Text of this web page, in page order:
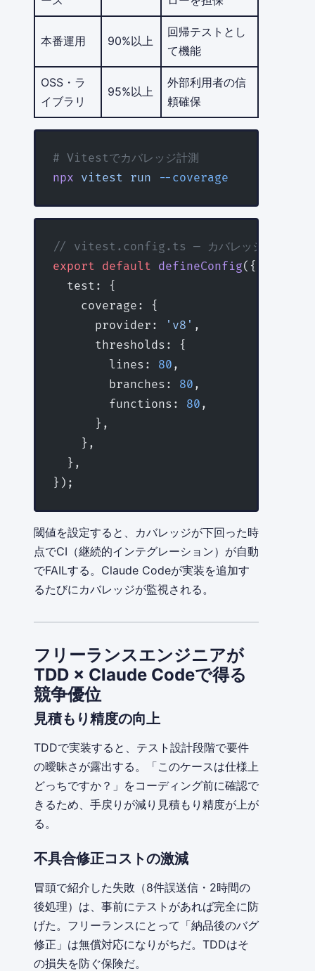
本番運用 90%以上
回帰テストとし
て機能
OSS・ラ
イブラリ
95%以上
外部利用者の信
頼確保
# Vitestでカバレッジ計測
npx vitest run --coverage
// vitest.config.ts — カバレッジ閾値の強
export default defineConfig({
  test: {
    coverage: {
      provider:
'v8' ,
      thresholds: {
        lines:
80 ,
        branches:
80 ,
        functions:
80 ,
      },
    },
  },
});
閾値を設定すると、カバレッジが下回った時
点でCI（継続的インテグレーション）が自動
でFAILする。Claude Codeが実装を追加す
るたびにカバレッジが監視される。
フリーランスエンジニアが
TDD × Claude Codeで得る
競争優位
見積もり精度の向上
TDDで実装すると、テスト設計段階で要件
の曖昧さが露出する。「このケースは仕様上
どっちですか？」をコーディング前に確認で
きるため、手戻りが減り見積もり精度が上が
る。
不具合修正コストの激減
冒頭で紹介した失敗（8件誤送信・2時間の
後処理）は、事前にテストがあれば完全に防
げた。フリーランスにとって「納品後のバグ
修正」は無償対応になりがちだ。TDDはそ
の損失を防ぐ保険だ。